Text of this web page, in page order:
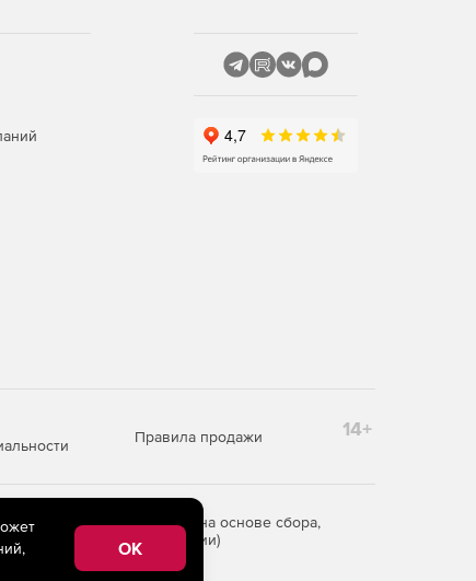
Правила продажи 14+
информации на основе сбора,
Российской Федерации)
OK